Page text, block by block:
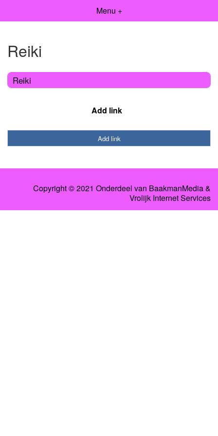
Menu +
Reiki
Reiki
Add link
Add link
Copyright © 2021 Onderdeel van BaakmanMedia&
Vrolijk Internet Services